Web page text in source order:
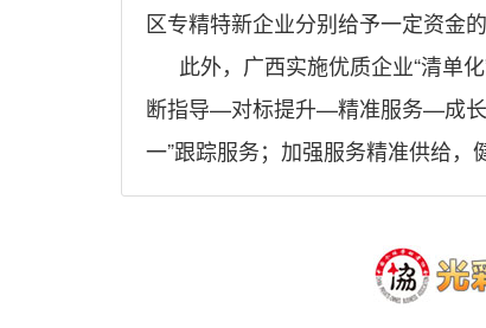
区专精特新企业分别给予一定资金
此外，广西实施优质企业“清单
断指导—对标提升—精准服务—成长
一”跟踪服务；加强服务精准供给，